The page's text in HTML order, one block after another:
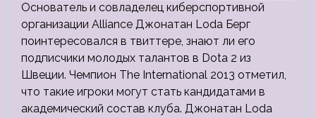
Основатель и совладелец киберспортивной
организации Alliance Джонатан Loda Берг
поинтересовался в твиттере, знают ли его
подписчики молодых талантов в Dota 2 из
Швеции. Чемпион The International 2013 отметил,
что такие игроки могут стать кандидатами в
академический состав клуба. Джонатан Loda